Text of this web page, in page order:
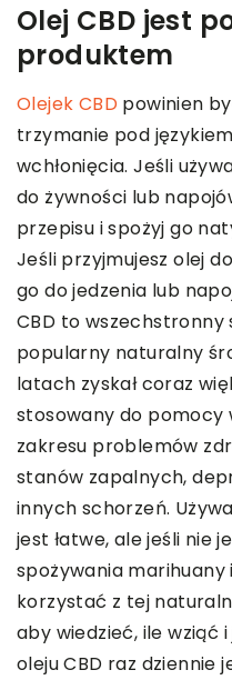
Olej CBD jest
produktem
Olejek CBD powinien
trzymanie pod
wchłonięcia. Jeśli
do żywności lub
przepisu i spożyj go
Jeśli przyjmujesz olej
go do jedzenia lub
CBD to
popularny naturalny
latach zyskał coraz
stosowany do pomocy
zakresu problemów
stanów zapalnych,
innych schorzeń.
jest łatwe, ale jeśli nie
spożywania
korzystać z tej
aby wiedzieć, ile wziąć
oleju CBD raz dziennie